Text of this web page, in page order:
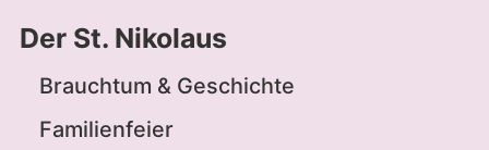
Der St. Nikolaus
Brauchtum & Geschichte
Familienfeier